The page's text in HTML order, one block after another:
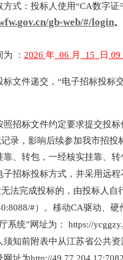
方式：投标人使用“CA数字
gb-web/#/login。
为
： 2026 年 06 月 15 日 09
标文件递交，“电子招标投标
照招标文件约定要求提交投
录，影响后续参加我市招
靠、转包，一经核实挂靠、
子招标投标方式，并采用远
法完成投标的，由投标人
#）。移动CA驱动、
系统”网址为： https://
须知前附表中从江苏省公共